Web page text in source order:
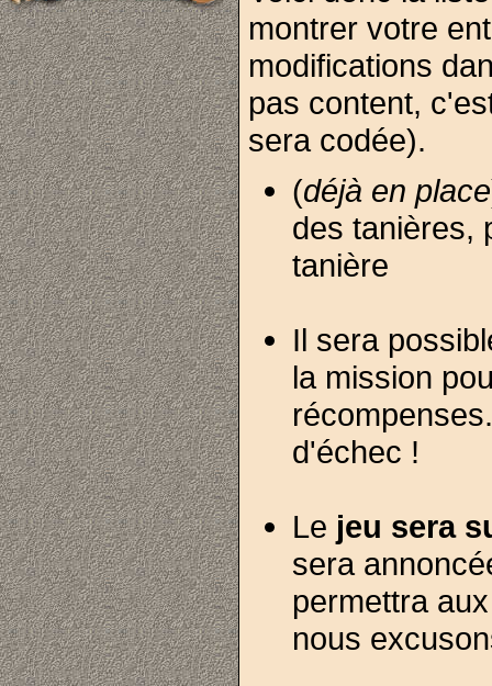
montrer votre
modifications
pas content,
sera codée).
(déjà en place
des tanières,
tanière
Il sera
la mission
d'échec !
Le jeu sera
sera
permettra
nous